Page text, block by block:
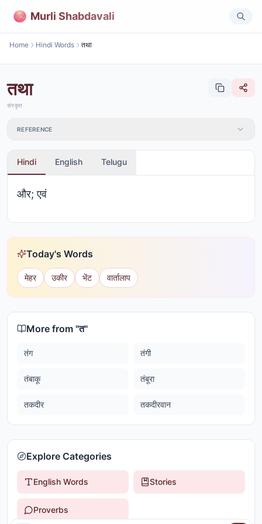
Murli Shabdavali
Home Hindi Words तथा
तथा
संस्कृत
REFERENCE
Hindi English Telugu
और; एवं
Today's Words
मेहर उकीर भेंट वार्तालाप
More from "त"
तंग तंगी
तंबाकू तंबूरा
तकदीर तकदीरवान
Explore Categories
English Words Stories
Proverbs